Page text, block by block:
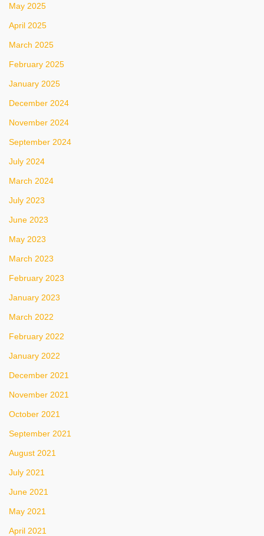
May 2025
April 2025
March 2025
February 2025
January 2025
December 2024
November 2024
September 2024
July 2024
March 2024
July 2023
June 2023
May 2023
March 2023
February 2023
January 2023
March 2022
February 2022
January 2022
December 2021
November 2021
October 2021
September 2021
August 2021
July 2021
June 2021
May 2021
April 2021